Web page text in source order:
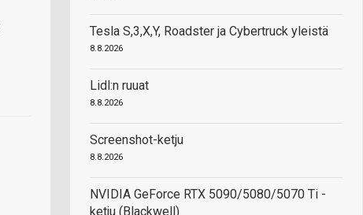
Tesla S,3,X,Y, Roadster ja Cybertruck yleistä
8.8.2026
Lidl:n ruuat
8.8.2026
Screenshot-ketju
8.8.2026
NVIDIA GeForce RTX 5090/5080/5070 Ti -
ketju (Blackwell)